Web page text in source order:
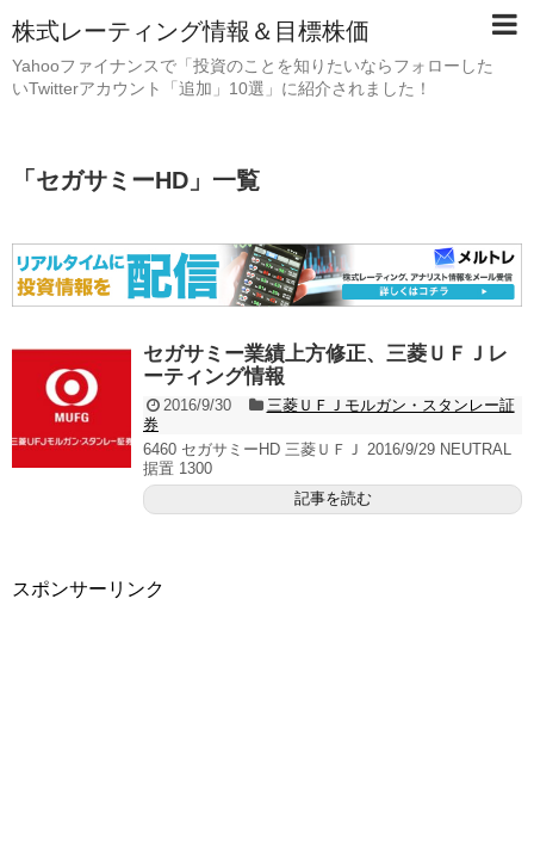
株式レーティング情報＆目標株価
Yahooファイナンスで「投資のことを知りたいならフォローした
いTwitterアカウント「追加」10選」に紹介されました！
「 セガサミーHD 」 一覧
セガサミー業績上方修正、三菱ＵＦＪレ
ーティング情報
2016/9/30
三菱ＵＦＪモルガン・スタンレー証
券
6460 セガサミーHD 三菱ＵＦＪ 2016/9/29 NEUTRAL
据置 1300
記事を読む
スポンサーリンク